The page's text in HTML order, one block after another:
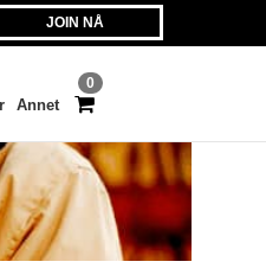
JOIN NÅ
0
Annet